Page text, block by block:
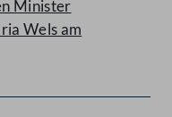
Minister
Wels am